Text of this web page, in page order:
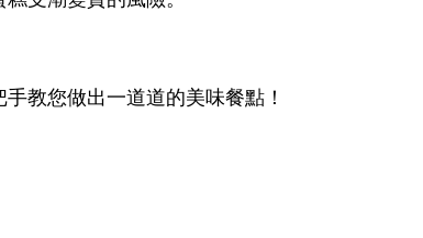
教您做出一道道的美味餐點！